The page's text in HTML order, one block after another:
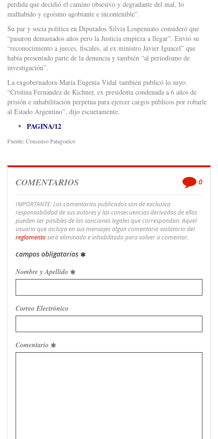
perdida que decidió el camino obsesivo y degradante del mal, lo
malhabido y egoísmo agobiante e incontenible”.
Su par y socia política en Diputados Silvia Lospennato consideró que
“pasaron demasiados años pero la Justicia empieza a llegar”. Envió su
“reconocimiento a jueces, fiscales, al ex ministro Javier Iguacel” que
había presentado parte de la denuncia y también “al periodismo de
investigación”.
La exgobernadora María Eugenia Vidal también publicó lo suyo:
“Cristina Fernández de Kichner, ex presidenta condenada a 6 años de
prisión e inhabilitación perpetua para ejercer cargos públicos por robarle
al Estado Argentino”, dijo escuetamente.
PAGINA/12
Fuente: Consenso Patagonico
COMENTARIOS 0
IMPORTANTE: Los comentarios publicados son de exclusiva
responsabilidad de sus autores y las consecuencias derivadas de ellas
pueden ser pasibles de las sanciones legales que correspondan. Aquel
usuario que incluya en sus mensajes algun comentario violatorio del
reglamentoserá eliminado e inhabilitado para volver a comentar.
campos obligatorios
Nombre y Apellido
Correo Electrónico
Comentario